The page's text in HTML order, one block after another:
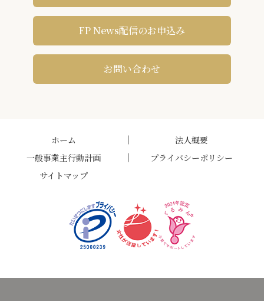
FP News配信のお申込み
お問い合わせ
ホーム
法人概要
一般事業主行動計画
プライバシーポリシー
サイトマップ